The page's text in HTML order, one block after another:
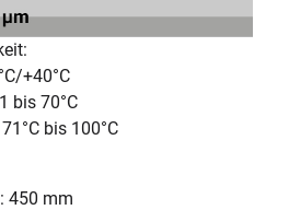
+40°C
bis 70°C
bis 100°C
450 mm